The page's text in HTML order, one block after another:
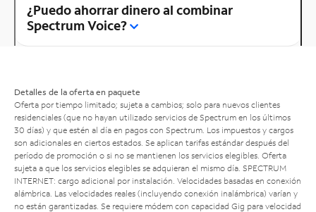
¿Puedo ahorrar dinero al combinar
Spectrum Voice?
Detalles de la oferta en paquete
Oferta por tiempo limitado; sujeta a cambios; solo para nuevos clientes
residenciales (que no hayan utilizado servicios de Spectrum en los últimos
30 días) y que estén al día en pagos con Spectrum. Los impuestos y cargos
son adicionales en ciertos estados. Se aplican tarifas estándar después del
período de promoción o si no se mantienen los servicios elegibles. Oferta
sujeta a que los servicios elegibles se adquieran el mismo día. SPECTRUM
INTERNET: cargo adicional por instalación. Velocidades basadas en conexión
alámbrica. Las velocidades reales (incluyendo conexión inalámbrica) varían y
no están garantizadas. Se requiere módem con capacidad Gig para velocidad